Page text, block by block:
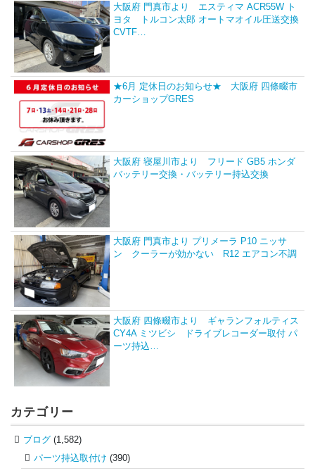
大阪府 門真市より エスティマ ACR55W ト
ヨタ トルコン太郎 オートマオイル圧送交換
CVTF…
★6月 定休日のお知らせ★ 大阪府 四條畷市
カーショップGRES
大阪府 寝屋川市より フリード GB5 ホンダ
バッテリー交換・バッテリー持込交換
大阪府 門真市より プリメーラ P10 ニッサ
ン クーラーが効かない R12 エアコン不調
大阪府 四條畷市より ギャランフォルティス
CY4A ミツビシ ドライブレコーダー取付 パ
ーツ持込…
カテゴリー
ブログ (1,582)
パーツ持込取付け (390)